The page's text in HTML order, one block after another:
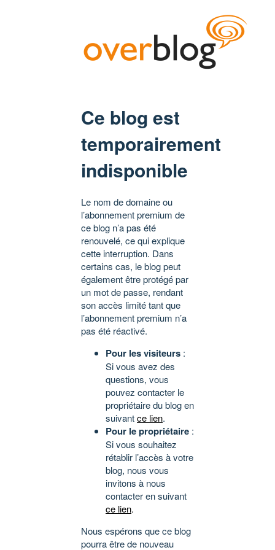
Ce blog est
temporairement
indisponible
Le nom de domaine ou
l’abonnement premium de
ce blog n’a pas été
renouvelé, ce qui explique
cette interruption. Dans
certains cas, le blog peut
également être protégé par
un mot de passe, rendant
son accès limité tant que
l’abonnement premium n’a
pas été réactivé.
Pour les visiteurs :
Si vous avez des
questions, vous
pouvez contacter le
propriétaire du blog en
suivantce lien.
Pour le propriétaire :
Si vous souhaitez
rétablir l’accès à votre
blog, nous vous
invitons à nous
contacter en suivant
ce lien.
Nous espérons que ce blog
pourra être de nouveau